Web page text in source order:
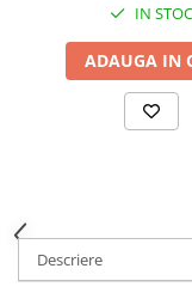
IN STOC
ADAUGA IN
Descriere